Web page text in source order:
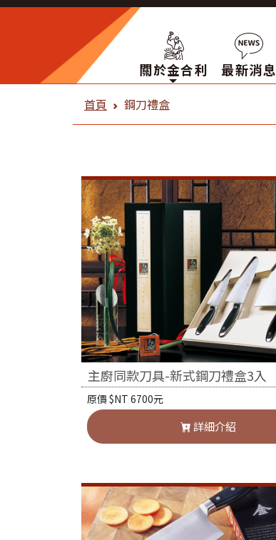
關於金合利 最新消息
金合利鋼刀 鋼刀禮盒
首頁 鋼刀禮盒
主廚同款刀具-新式鋼刀禮盒3入
原價 $NT 6700元
詳細介紹